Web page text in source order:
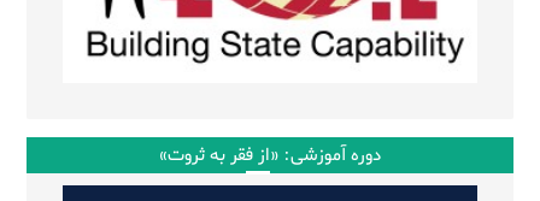
دوره آموزشی: «از فقر به ثروت»